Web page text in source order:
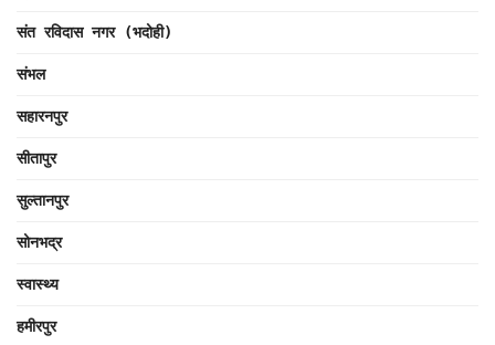
संत रविदास नगर (भदोही)
संभल
सहारनपुर
सीतापुर
सुल्तानपुर
सोनभद्र
स्वास्थ्य
हमीरपुर